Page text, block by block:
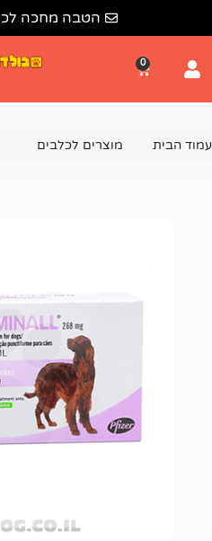
הטבה מחכה לכם בעגלת הקניות
לכלבים מניעת קרציות